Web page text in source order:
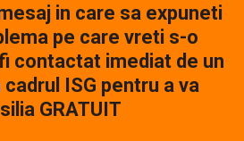
in care sa expuneti
pe care vreti s-o
contactat imediat de un
ISG pentru a va
GRATUIT